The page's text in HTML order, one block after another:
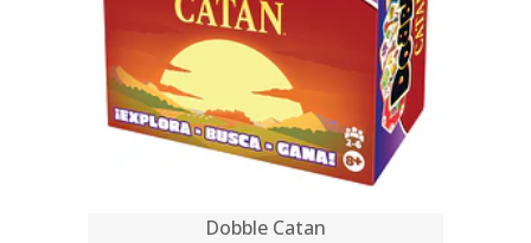
Dobble Catan